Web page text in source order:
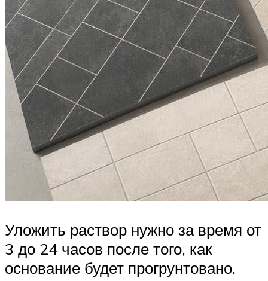
Уложить раствор нужно за время от
3 до 24 часов после того, как
основание будет прогрунтовано.